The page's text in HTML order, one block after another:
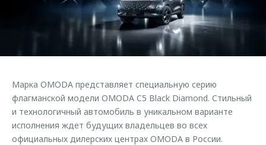
Страхование
Кредитный калькулятор
Оригинальные аксессуары
Запчасти
Трейд-ин
Клиентская поддержка
O&J Автоклуб
Клуб владельцев OMODA
Аксессуары
Одежда и сувениры
Оригинальные аксессуары
Обратная связь
Марка OMODA представляет специальную серию
флагманской модели OMODA C5 Black Diamond. Стильный
и технологичный автомобиль в уникальном варианте
исполнения ждет будущих владельцев во всех
официальных дилерских центрах OMODA в России.